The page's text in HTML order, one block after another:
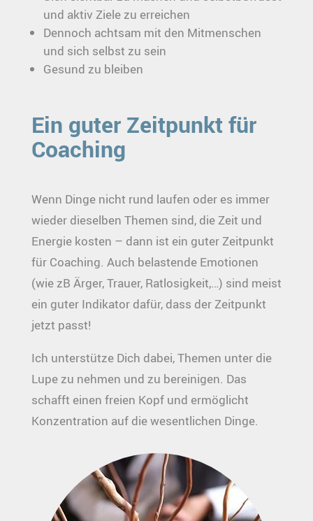
und aktiv Ziele zu erreichen
Dennoch achtsam mit den Mitmenschen
und sich selbst zu sein
Gesund zu bleiben
Ein guter Zeitpunkt für
Coaching
Wenn Dinge nicht rund laufen oder es immer
wieder dieselben Themen sind, die Zeit und
Energie kosten – dann ist ein guter Zeitpunkt
für Coaching. Auch belastende Emotionen
(wie zB Ärger, Trauer, Ratlosigkeit,…) sind meist
ein guter Indikator dafür, dass der Zeitpunkt
jetzt passt!
Ich unterstütze Dich dabei, Themen unter die
Lupe zu nehmen und zu bereinigen. Das
schafft einen freien Kopf und ermöglicht
Konzentration auf die wesentlichen Dinge.